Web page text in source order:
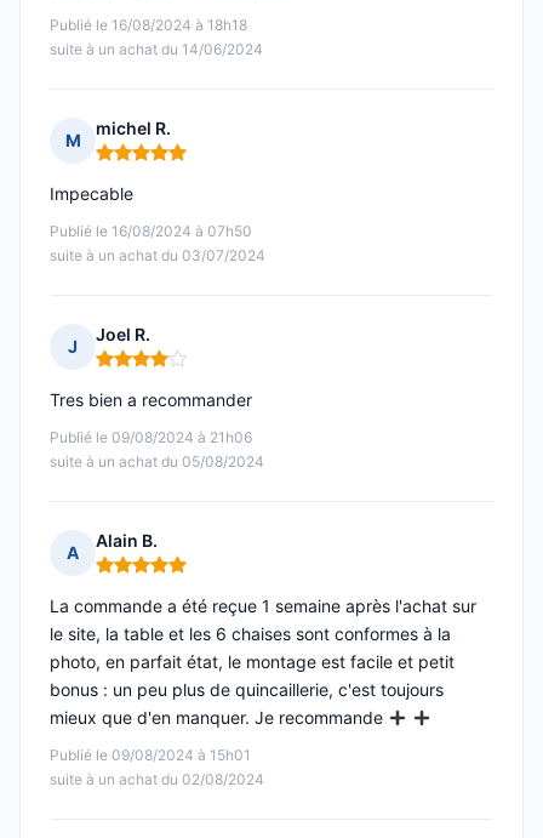
Publié le 16/08/2024 à 18h18
suite à un achat du 14/06/2024
M
michel R.
Note : 5 sur 5
Publié le 16/08/2024 à 07h50
suite à un achat du 03/07/2024
Impecable
J
Joel R.
Note : 4 sur 5
Publié le 09/08/2024 à 21h06
suite à un achat du 05/08/2024
Tres bien a recommander
A
Alain B.
Note : 5 sur 5
Publié le 09/08/2024 à 15h01
suite à un achat du 02/08/2024
La commande a été reçue 1 semaine après l'achat sur
le site, la table et les 6 chaises sont conformes à la
photo, en parfait état, le montage est facile et petit
bonus : un peu plus de quincaillerie, c'est toujours
mieux que d'en manquer. Je recommande